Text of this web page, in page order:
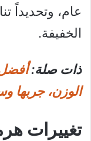
عام، وتحديداً
الخفيفة.
ذات صلة:أفضل
الوزن، جربها
تغييرات